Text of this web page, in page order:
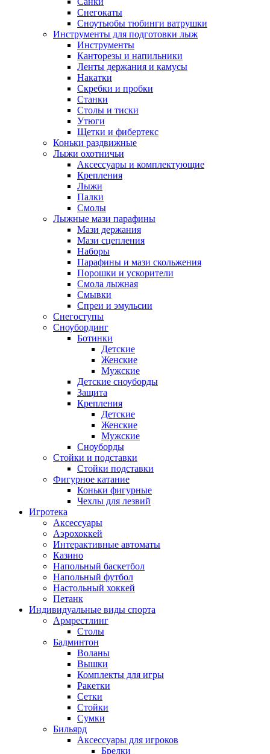
Снегокаты
Сноутьюбы тюбинги ватрушки
Инструменты для подготовки лыж
Инструменты
Канторезы и напильники
Ленты держания и камусы
Накатки
Скребки и пробки
Станки
Столы и тиски
Утюги
Щетки и фибертекс
Коньки раздвижные
Лыжи охотничьи
Аксессуары и комплектующие
Крепления
Лыжи
Палки
Смолы
Лыжные мази парафины
Мази держания
Мази сцепления
Наборы
Парафины и мази скольжения
Порошки и ускорители
Смола лыжная
Смывки
Спреи и эмульсии
Снегоступы
Сноубординг
Ботинки
Детские
Женские
Мужские
Детские сноуборды
Защита
Крепления
Детские
Женские
Мужские
Сноуборды
Стойки и подставки
Cтойки подставки
Фигурное катание
Коньки фигурные
Чехлы для лезвий
Игротека
Аксессуары
Аэрохоккей
Интерактивные автоматы
Казино
Напольный баскетбол
Напольный футбол
Настольный хоккей
Петанк
Индивидуальные виды спорта
Армрестлинг
Столы
Бадминтон
Воланы
Вышки
Комплекты для игры
Ракетки
Сетки
Стойки
Сумки
Бильярд
Аксессуары для игроков
Брелки